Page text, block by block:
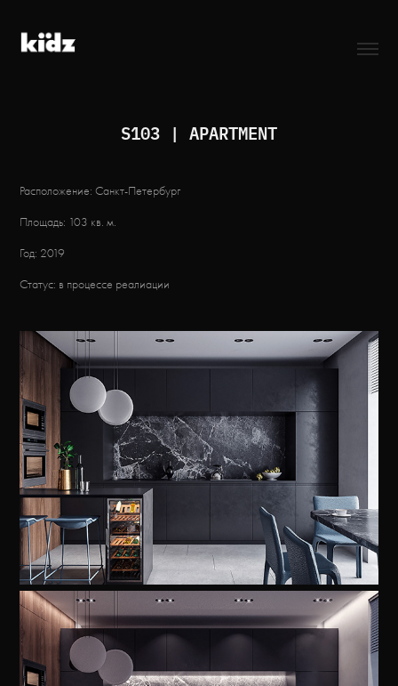
S103 | APARTMENT
Расположение: Санкт-Петербург
Площадь: 103 кв. м.
Год: 2019
Статус: в процессе реалиации